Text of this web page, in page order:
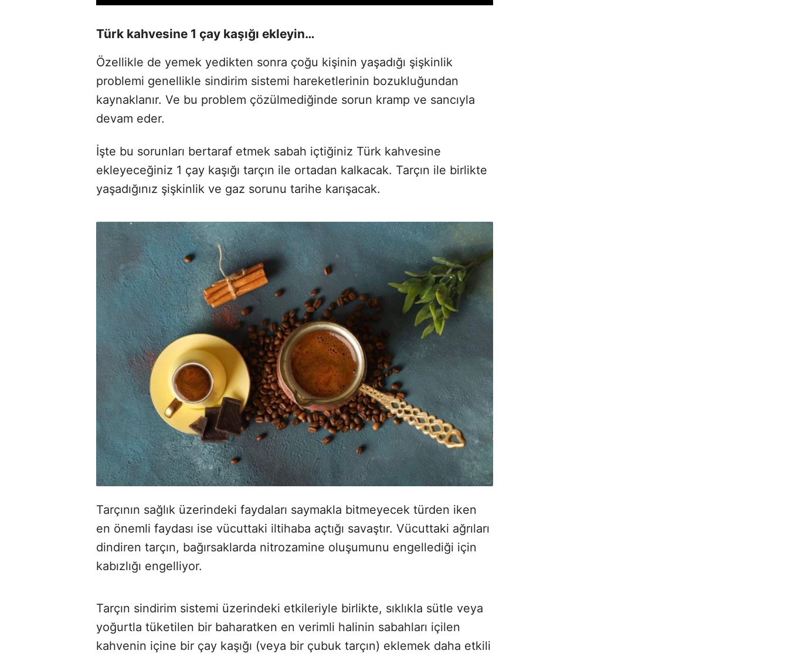
Türk kahvesine 1 çay kaşığı ekleyin…
Özellikle de yemek yedikten sonra çoğu kişinin yaşadığı şişkinlik
problemi genellikle sindirim sistemi hareketlerinin bozukluğundan
kaynaklanır. Ve bu problem çözülmediğinde sorun kramp ve sancıyla
devam eder.
İşte bu sorunları bertaraf etmek sabah içtiğiniz Türk kahvesine
ekleyeceğiniz 1 çay kaşığı tarçın ile ortadan kalkacak. Tarçın ile birlikte
yaşadığınız şişkinlik ve gaz sorunu tarihe karışacak.
Tarçının sağlık üzerindeki faydaları saymakla bitmeyecek türden iken
en önemli faydası ise vücuttaki iltihaba açtığı savaştır. Vücuttaki ağrıları
dindiren tarçın, bağırsaklarda nitrozamine oluşumunu engellediği için
kabızlığı engelliyor.
Tarçın sindirim sistemi üzerindeki etkileriyle birlikte, sıklıkla sütle veya
yoğurtla tüketilen bir baharatken en verimli halinin sabahları içilen
kahvenin içine bir çay kaşığı (veya bir çubuk tarçın) eklemek daha etkili